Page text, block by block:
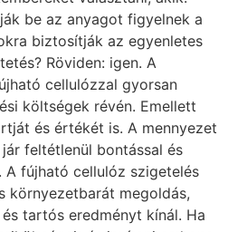
be az anyagot figyelnek a
biztosítják az egyenletes
Röviden: igen. A
cellulózzal gyorsan
költségek révén. Emellett
és értékét is. A mennyezet
feltétlenül bontással és
A fújható cellulóz szigetelés
környezetbarát megoldás,
tartós eredményt kínál. Ha